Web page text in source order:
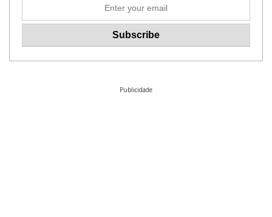
Publicidade